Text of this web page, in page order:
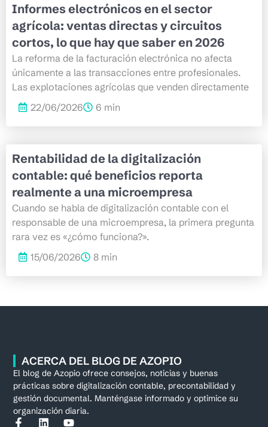
Informes electrónicos en el sector
agrícola: ventas directas y circuitos
cortos, lo que hay que saber en 2026
La reforma de la facturación electrónica no afecta
únicamente a las transacciones entre profesionales.
Las explotaciones agrícolas que venden directamente
22/06/2026
6 min
Rentabilidad de la digitalización
contable: qué beneficios reporta
realmente a una microempresa
Cuando se habla de digitalización contable con el
responsable de una microempresa, la primera pregunta
rara vez es «¿cómo funciona?».
15/06/2026
8 min
ACERCA DEL BLOG DE AZOPIO
El blog de Azopio ofrece consejos, noticias y buenas
prácticas sobre digitalización contable, precontabilidad y
gestión documental. Manténgase informado y optimice su
organización diaria.